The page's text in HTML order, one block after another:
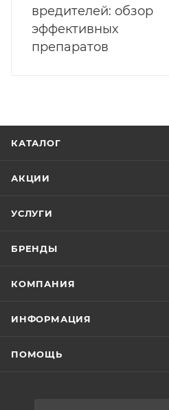
вызывает проблем с
обрабатываемых культурах.
Отсутствие
вредителей: обзор
эффективных
препаратов
КАТАЛОГ
АКЦИИ
УСЛУГИ
БРЕНДЫ
КОМПАНИЯ
ИНФОРМАЦИЯ
ПОМОЩЬ